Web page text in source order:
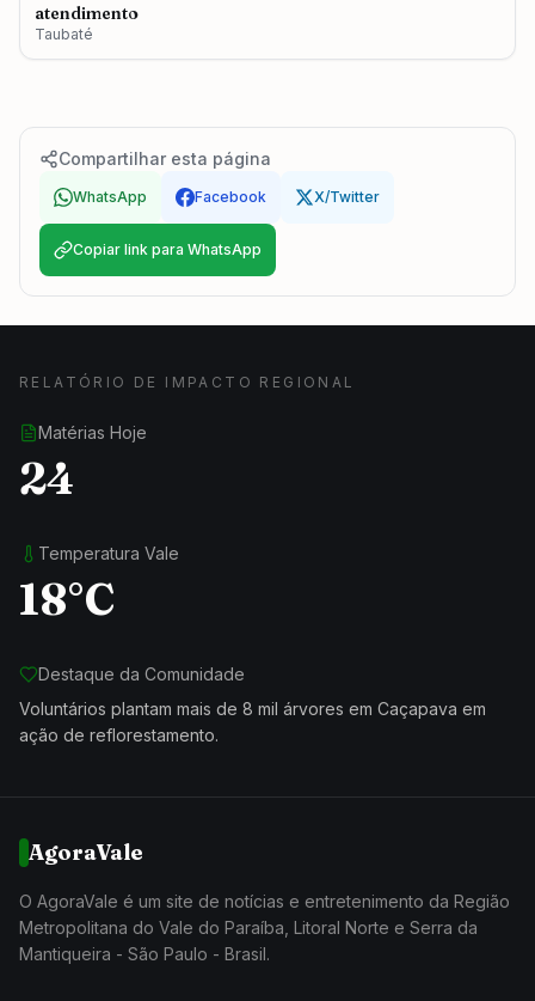
atendimento
Taubaté
Compartilhar esta página
WhatsApp Facebook X/Twitter
Copiar link para WhatsApp
RELATÓRIO DE IMPACTO REGIONAL
Matérias Hoje
24
Temperatura Vale
18°C
Destaque da Comunidade
Voluntários plantam mais de 8 mil árvores em Caçapava em
ação de reflorestamento.
AgoraVale
O AgoraVale é um site de notícias e entretenimento da Região
Metropolitana do Vale do Paraíba, Litoral Norte e Serra da
Mantiqueira - São Paulo - Brasil.